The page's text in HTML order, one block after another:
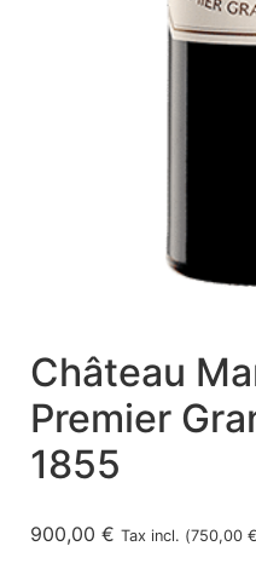
Château
Premier
1855
900,00 € Tax incl. (750,00 €